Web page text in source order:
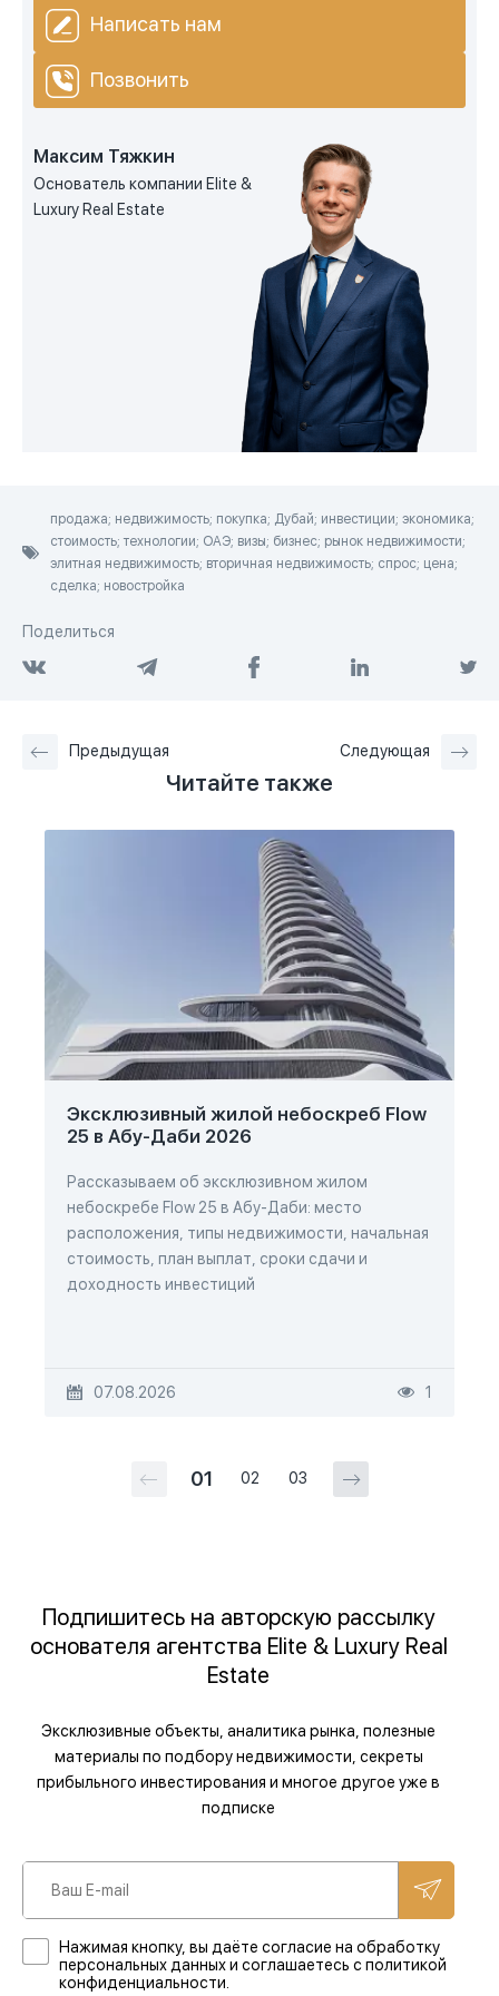
Написать нам
Позвонить
Максим Тяжкин
Основатель компании Elite &
Luxury Real Estate
продажа; недвижимость; покупка; Дубай; инвестиции; экономика;
стоимость; технологии; ОАЭ; визы; бизнес; рынок недвижимости;
элитная недвижимость; вторичная недвижимость; спрос; цена;
сделка; новостройка
Поделиться
Предыдущая Следующая
Читайте также
Эксклюзивный жилой небоскреб Flow
25 в Абу-Даби 2026
Рассказываем об эксклюзивном жилом
небоскребе Flow 25 в Абу-Даби: место
расположения, типы недвижимости, начальная
стоимость, план выплат, сроки сдачи и
доходность инвестиций
07.08.2026 1
01 02 03
Подпишитесь на авторскую рассылку
основателя агентства Elite & Luxury Real
Estate
Эксклюзивные объекты, аналитика рынка, полезные
материалы по подбору недвижимости, секреты
прибыльного инвестирования и многое другое уже в
подписке
Нажимая кнопку, вы даёте согласие на обработку
персональных данных и соглашаетесь с политикой
конфиденциальности.